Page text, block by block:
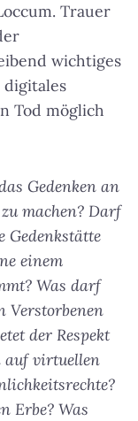
Trauer
wichtiges
digitales
Tod möglich
Gedenken an
machen? Darf
Gedenkstätte
einem
Was darf
Verstorbenen
der Respekt
auf virtuellen
Erbe? Was